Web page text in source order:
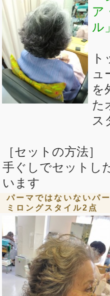
ア
ル」
ュ
を
た
ス
［セットの方法］
手ぐしでセットし
います
パーマではないないパ
ミロングスタイル2点